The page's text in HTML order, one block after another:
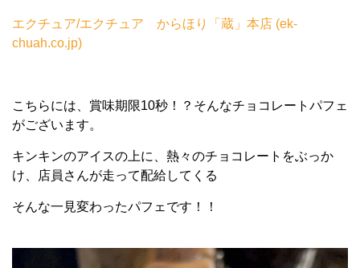
エクチュア/エクチュア からほり「蔵」本店 (ek-
chuah.co.jp)
こちらには、賞味期限10秒！？そんなチョコレートパフェ
がございます。
キンキンのアイスの上に、熱々のチョコレートをぶっか
け、店員さんが走って配給してくる
そんな一見変わったパフェです！！